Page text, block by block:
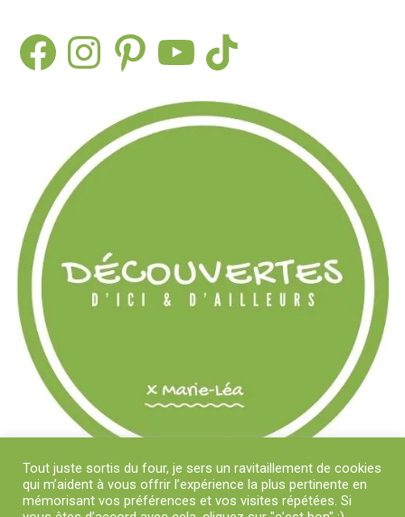
FacebookInstagramPinterest TikTok
Tout juste sortis du four, je sers un ravitaillement de cookies
qui m’aident à vous offrir l’expérience la plus pertinente en
mémorisant vos préférences et vos visites répétées. Si